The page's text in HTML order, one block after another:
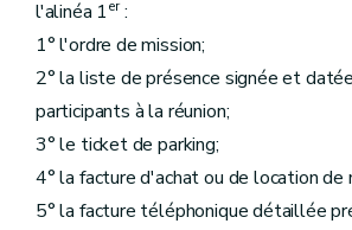
l'alinéa 1er:
1° l'ordre de mission;
2° la liste de présence signée et
participants à la réunion;
3° le ticket de parking;
4° la facture d'achat ou de location de
5° la facture téléphonique détaillée